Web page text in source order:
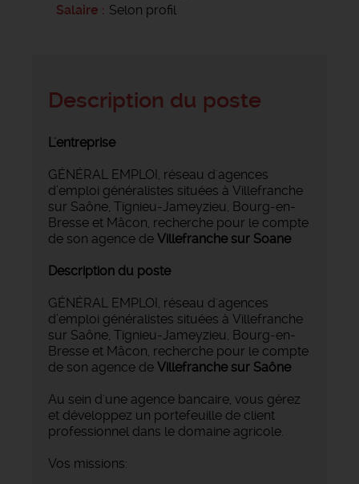
Salaire
Selon profil
Description du poste
L'entreprise
GÉNÉRAL EMPLOI, réseau d'agences
d’emploi généralistes situées à Villefranche
sur Saône, Tignieu-Jameyzieu, Bourg-en-
Bresse et Mâcon, recherche pour le compte
de son agence de Villefranche sur Soane
Description du poste
GÉNÉRAL EMPLOI, réseau d'agences
d’emploi généralistes situées à Villefranche
sur Saône, Tignieu-Jameyzieu, Bourg-en-
Bresse et Mâcon, recherche pour le compte
de son agence de Villefranche sur Saône
Au sein d'une agence bancaire, vous gérez
et développez un portefeuille de client
professionnel dans le domaine agricole.
Vos missions: